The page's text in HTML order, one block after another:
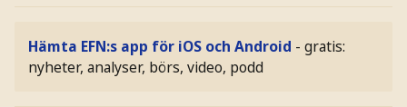
Hämta EFN:s app för iOS och Android - gratis:
nyheter, analyser, börs, video, podd